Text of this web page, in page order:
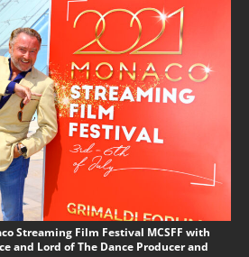
Streaming Film Festival MCSFF with
and Lord of The Dance Producer and